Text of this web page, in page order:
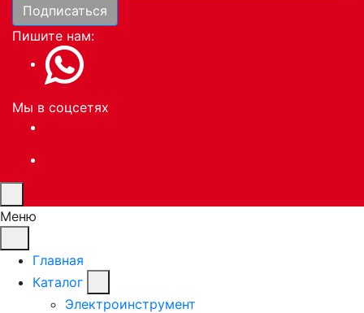
Подписаться
Пишите нам:
Мы в соцсетях
Меню
Главная
Каталог
Электроинструмент